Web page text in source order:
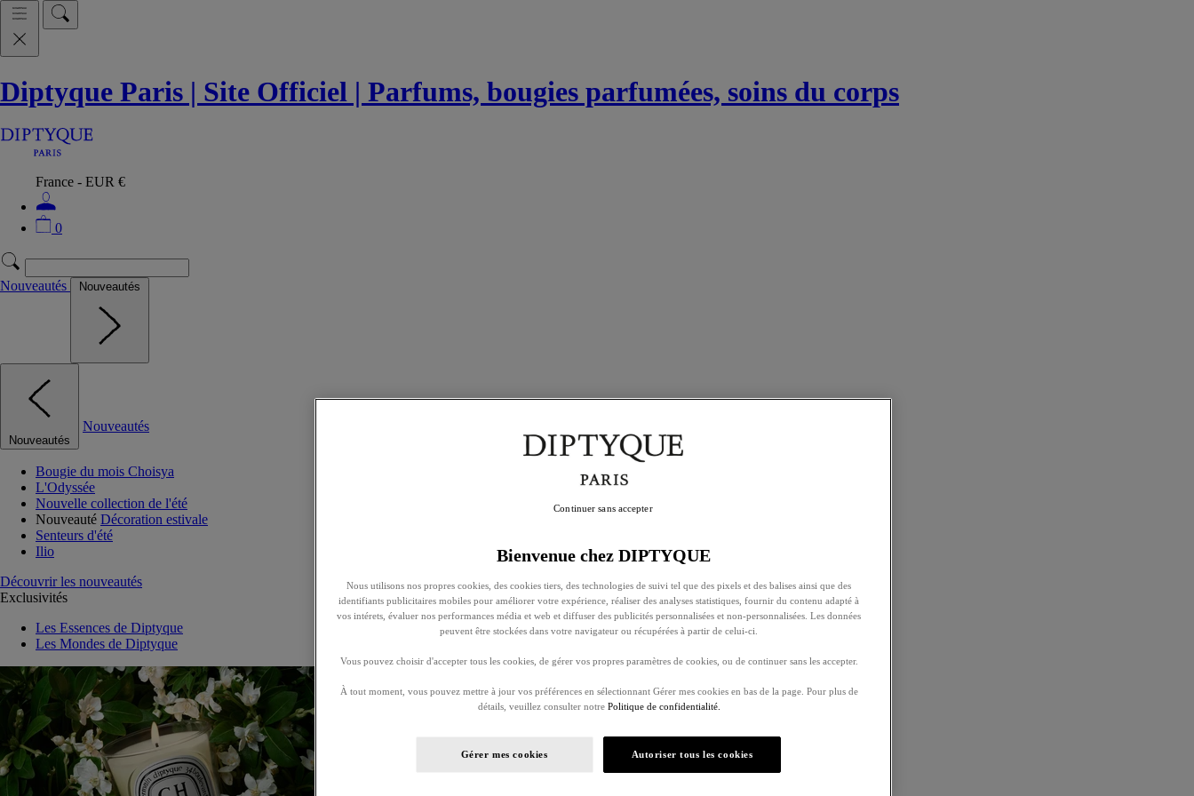
Diptyque Paris | Site Officiel | Parfums, bougies parfumées, soins du corps
France - EUR €
0
Nouveautés Nouveautés
Nouveautés
Nouveautés
Bougie du mois Choisya
L'Odyssée
Nouvelle collection de l'été
Nouveauté Décoration estivale
Senteurs d'été
Ilio
Découvrir les nouveautés
Exclusivités
Les Essences de Diptyque
Les Mondes de Diptyque
Bienvenue chez DIPTYQUE
Nous utilisons nos propres cookies, des cookies tiers, des technologies de suivi tel que des pixels et des balises ainsi que des
identifiants publicitaires mobiles pour améliorer votre expérience, réaliser des analyses statistiques, fournir du contenu adapté à
vos intérets, évaluer nos performances média et web et diffuser des publicités personnalisées et non-personnalisées. Les données
peuvent être stockées dans votre navigateur ou récupérées à partir de celui-ci.
Vous pouvez choisir d'accepter tous les cookies, de gérer vos propres paramètres de cookies, ou de continuer sans les accepter.
À tout moment, vous pouvez mettre à jour vos préférences en sélectionnant Gérer mes cookies en bas de la page. Pour plus de
détails, veuillez consulter notre Politique de confidentialité.
Gérer mes cookies Autoriser tous les cookies
Continuer sans accepter